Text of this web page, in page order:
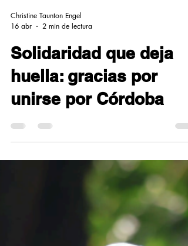
Christine Taunton Engel
16 abr
2 min de lectura
Solidaridad que deja
huella: gracias por
unirse por Córdoba